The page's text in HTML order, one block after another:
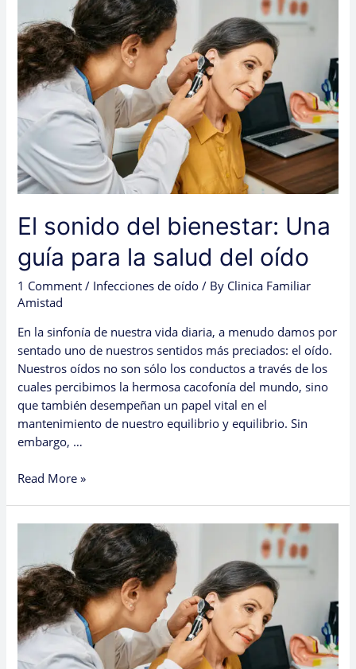
El sonido del bienestar: Una
guía para la salud del oído
1 Comment / Infecciones de oído / By Clinica Familiar
Amistad
En la sinfonía de nuestra vida diaria, a menudo damos por
sentado uno de nuestros sentidos más preciados: el oído.
Nuestros oídos no son sólo los conductos a través de los
cuales percibimos la hermosa cacofonía del mundo, sino
que también desempeñan un papel vital en el
mantenimiento de nuestro equilibrio y equilibrio. Sin
embargo, …
del
bienestar:
Una
guía
para
la
salud
del
oído
Read More »
of
Wellness:
A
Guide
to
Ear